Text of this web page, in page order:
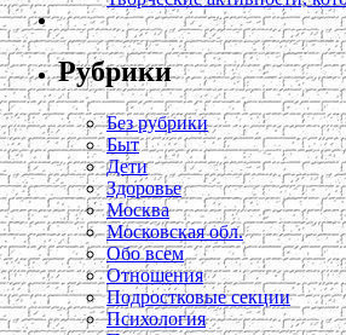
Рубрики
Без рубрики
Быт
Дети
Здоровье
Москва
Московская обл.
Обо всем
Отношения
Подростковые секции
Психология